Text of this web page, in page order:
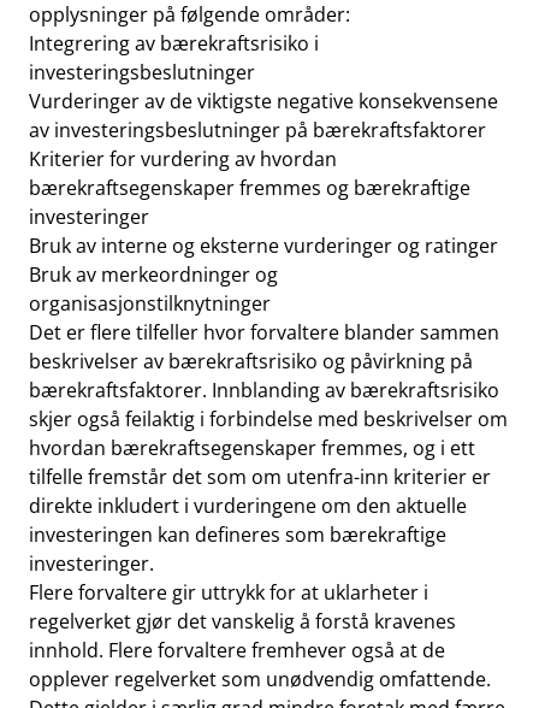
opplysninger på følgende områder:
Integrering av bærekraftsrisiko i
investeringsbeslutninger
Vurderinger av de viktigste negative konsekvensene
av investeringsbeslutninger på bærekraftsfaktorer
Kriterier for vurdering av hvordan
bærekraftsegenskaper fremmes og bærekraftige
investeringer
Bruk av interne og eksterne vurderinger og ratinger
Bruk av merkeordninger og
organisasjonstilknytninger
Det er flere tilfeller hvor forvaltere blander sammen
beskrivelser av bærekraftsrisiko og påvirkning på
bærekraftsfaktorer. Innblanding av bærekraftsrisiko
skjer også feilaktig i forbindelse med beskrivelser om
hvordan bærekraftsegenskaper fremmes, og i ett
tilfelle fremstår det som om utenfra-inn kriterier er
direkte inkludert i vurderingene om den aktuelle
investeringen kan defineres som bærekraftige
investeringer.
Flere forvaltere gir uttrykk for at uklarheter i
regelverket gjør det vanskelig å forstå kravenes
innhold. Flere forvaltere fremhever også at de
opplever regelverket som unødvendig omfattende.